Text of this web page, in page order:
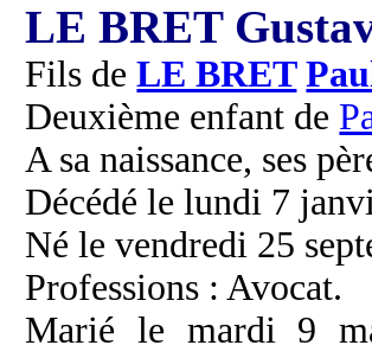
LE BRET
Fils deLE BRET
Deuxième enfant de
A sa naissance, ses
Décédé le lundi 7
Né le vendredi 25
Professions : Avocat.
Marié le mardi 9